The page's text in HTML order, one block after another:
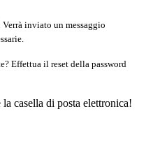
Verrà inviato un messaggio
Effettua il reset della password
casella di posta elettronica!